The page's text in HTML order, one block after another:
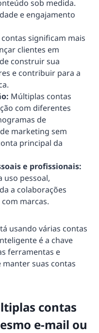
sob medida.
e engajamento
contas significam mais
clientes em
construir sua
e contribuir para a
Múltiplas contas
com diferentes
de
marketing sem
principal da
e profissionais:
uso pessoal,
a colaborações
marcas.
usando várias contas
é a chave
ferramentas e
manter suas contas
contas
e-mail ou